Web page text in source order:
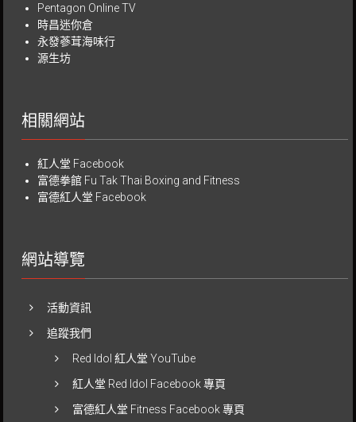
Pentagon Online TV
時昌迷你倉
永發蔘茸海味行
源生坊
相關網站
紅人堂 Facebook
富德拳館 Fu Tak Thai Boxing and Fitness
富德紅人堂 Facebook
網站導覽
活動資訊
追蹤我們
Red Idol 紅人堂 YouTube
紅人堂 Red Idol Facebook 專頁
富德紅人堂 Fitness Facebook 專頁